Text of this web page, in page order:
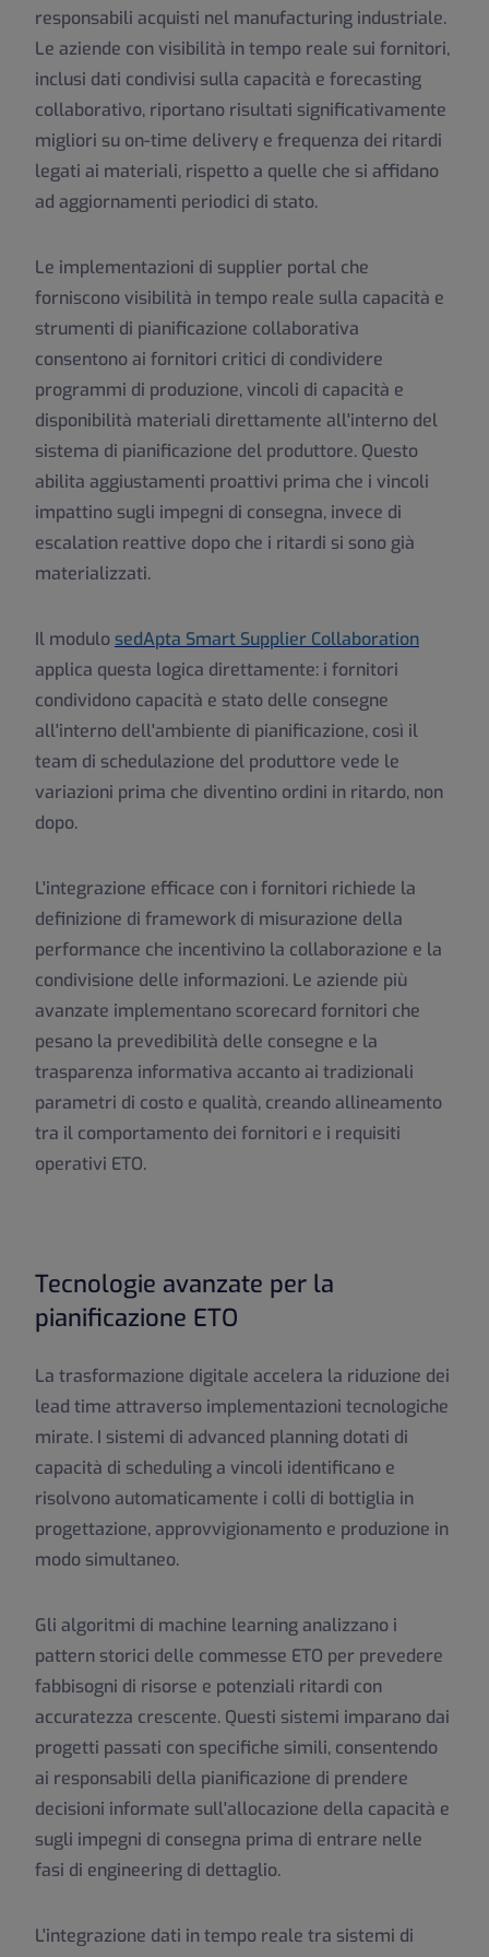
responsabili acquisti nel manufacturing industriale.
Le aziende con visibilità in tempo reale sui fornitori,
inclusi dati condivisi sulla capacità e forecasting
collaborativo, riportano risultati significativamente
migliori su on-time delivery e frequenza dei ritardi
legati ai materiali, rispetto a quelle che si affidano
ad aggiornamenti periodici di stato.
Le implementazioni di supplier portal che
forniscono visibilità in tempo reale sulla capacità e
strumenti di pianificazione collaborativa
consentono ai fornitori critici di condividere
programmi di produzione, vincoli di capacità e
disponibilità materiali direttamente all'interno del
sistema di pianificazione del produttore. Questo
abilita aggiustamenti proattivi prima che i vincoli
impattino sugli impegni di consegna, invece di
escalation reattive dopo che i ritardi si sono già
materializzati.
Il modulosedApta Smart Supplier Collaboration
applica questa logica direttamente: i fornitori
condividono capacità e stato delle consegne
all'interno dell'ambiente di pianificazione, così il
team di schedulazione del produttore vede le
variazioni prima che diventino ordini in ritardo, non
dopo.
L'integrazione efficace con i fornitori richiede la
definizione di framework di misurazione della
performance che incentivino la collaborazione e la
condivisione delle informazioni. Le aziende più
avanzate implementano scorecard fornitori che
pesano la prevedibilità delle consegne e la
trasparenza informativa accanto ai tradizionali
parametri di costo e qualità, creando allineamento
tra il comportamento dei fornitori e i requisiti
operativi ETO.
Tecnologie avanzate per la
pianificazione ETO
La trasformazione digitale accelera la riduzione dei
lead time attraverso implementazioni tecnologiche
mirate. I sistemi di advanced planning dotati di
capacità di scheduling a vincoli identificano e
risolvono automaticamente i colli di bottiglia in
progettazione, approvvigionamento e produzione in
modo simultaneo.
Gli algoritmi di machine learning analizzano i
pattern storici delle commesse ETO per prevedere
fabbisogni di risorse e potenziali ritardi con
accuratezza crescente. Questi sistemi imparano dai
progetti passati con specifiche simili, consentendo
ai responsabili della pianificazione di prendere
decisioni informate sull'allocazione della capacità e
sugli impegni di consegna prima di entrare nelle
fasi di engineering di dettaglio.
L'integrazione dati in tempo reale tra sistemi di